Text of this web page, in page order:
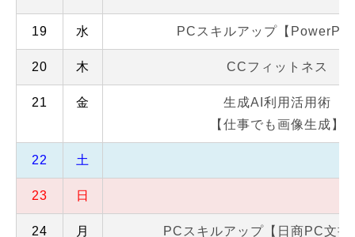
19 水 PCスキルアップ【
20 木 CCフィットネス
21 金
生成AI利用活用術
【仕事でも画像生成】
22 土
23 日
24 月 PCスキルアップ【日商PC文書